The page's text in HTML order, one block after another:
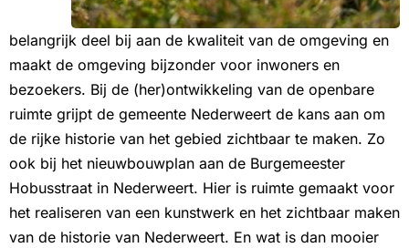
belangrijk deel bij aan de kwaliteit van de omgeving en
maakt de omgeving bijzonder voor inwoners en
bezoekers. Bij de (her)ontwikkeling van de openbare
ruimte grijpt de gemeente Nederweert de kans aan om
de rijke historie van het gebied zichtbaar te maken. Zo
ook bij het nieuwbouwplan aan de Burgemeester
Hobusstraat in Nederweert. Hier is ruimte gemaakt voor
het realiseren van een kunstwerk en het zichtbaar maken
van de historie van Nederweert. En wat is dan mooier